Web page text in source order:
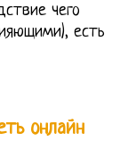
чего
есть
онлайн